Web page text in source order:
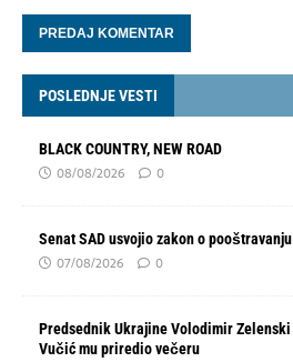
POSLEDNJE VESTI
BLACK COUNTRY, NEW ROAD
08/08/2026 0
Senat SAD usvojio zakon o
07/08/2026 0
Predsednik Ukrajine Volodimir
Vučić mu priredio večeru